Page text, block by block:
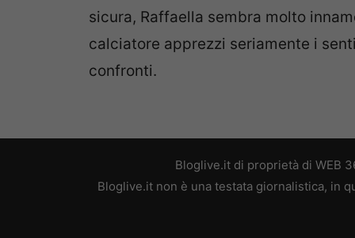
sicura, Raffaella sembra molto
calciatore apprezzi seriamente i
confronti.
Bloglive.it di proprietà di WEB
Bloglive.it non è una testata giornalistica, in